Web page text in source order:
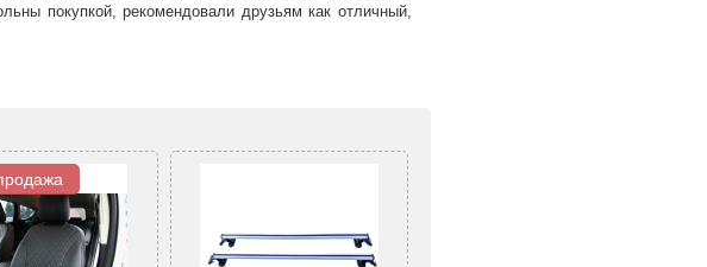
покупкой, рекомендовали друзьям как отличный,